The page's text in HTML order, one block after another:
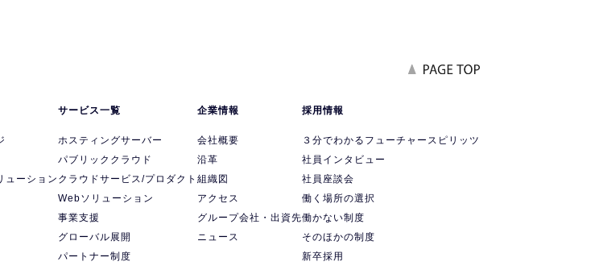
ューション
サービス一覧
ホスティングサーバー
パブリッククラウド
クラウドサービス/プロダクト
Webソリューション
事業支援
グローバル展開
パートナー制度
企業情報
会社概要
沿革
組織図
アクセス
グループ会社・出資先
ニュース
採用情報
３分でわかるフューチャースピリッツ
社員インタビュー
社員座談会
働く場所の選択
働かない制度
そのほかの制度
新卒採用